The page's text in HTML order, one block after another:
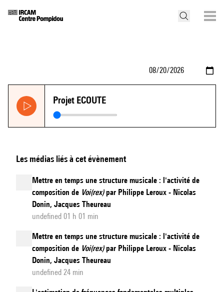
Projet ECOUTE
Les médias liés à cet évènement
Mettre en temps une structure musicale : l'activité de
composition de Voi(rex)par Philippe Leroux - Nicolas
Donin, Jacques Theureau
undefined 01 h 01 min
Mettre en temps une structure musicale : l'activité de
composition de Voi(rex)par Philippe Leroux - Nicolas
Donin, Jacques Theureau
undefined 24 min